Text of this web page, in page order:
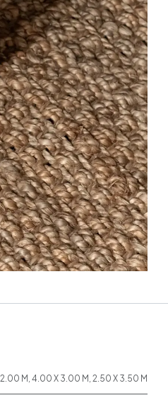
M , 4.00 X 3.00 M , 2.50 X 3.50 M